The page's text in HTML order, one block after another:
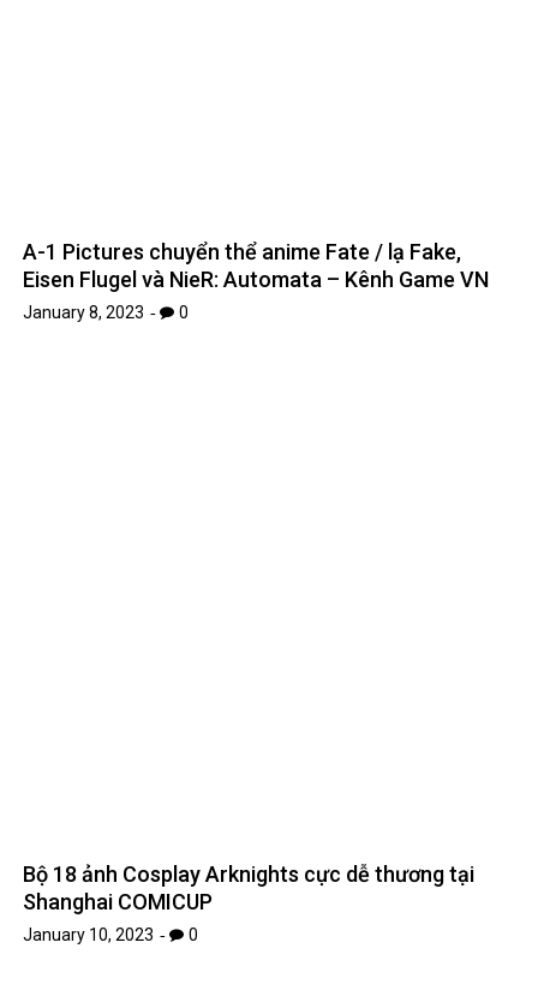
A-1 Pictures chuyển thể anime Fate / lạ Fake,
Eisen Flugel và NieR: Automata – Kênh Game VN
January 8, 2023 0
Bộ 18 ảnh Cosplay Arknights cực dễ thương tại
Shanghai COMICUP
January 10, 2023 0